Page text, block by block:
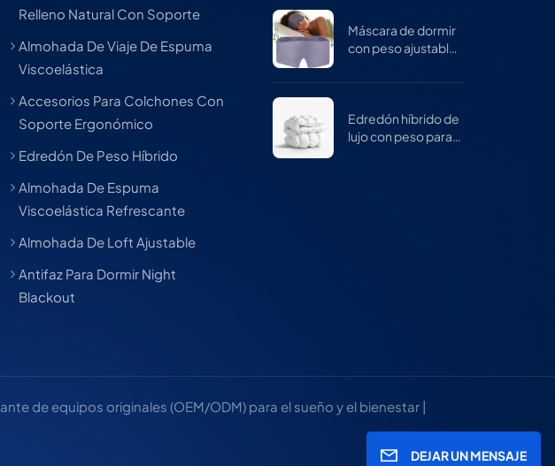
Relleno Natural Con Soporte
Almohada De Viaje De Espuma
Viscoelástica
Accesorios Para Colchones Con
Soporte Ergonómico
Edredón De Peso Híbrido
Almohada De Espuma
Viscoelástica Refrescante
Almohada De Loft Ajustable
Antifaz Para Dormir Night
Blackout
Máscara de dormir
con peso ajustable
mujeres
Edredón híbrido de
lujo con peso para
de equipos originales (OEM/ODM) para el sueño y el bienestar |
DEJAR UN MENSAJE